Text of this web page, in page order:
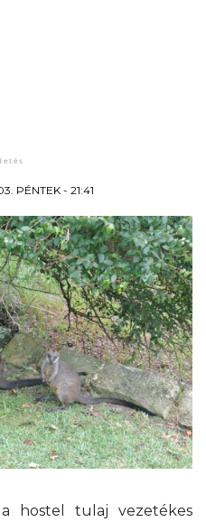
PÉNTEK - 21:41
hostel tulaj vezetékes